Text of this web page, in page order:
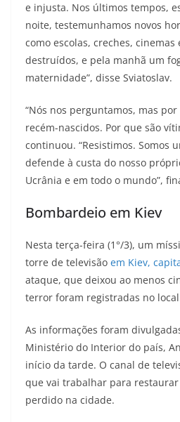
e injusta. Nos últimos tempos,
noite, testemunhamos novos
como escolas, creches,
destruídos, e pela manhã um
maternidade”, disse Sviatoslav.
“Nós nos perguntamos, mas
recém-nascidos. Por que são
continuou. “Resistimos. Somos
defende à custa do nosso
Ucrânia e em todo o mundo”,
Bombardeio em Kiev
Nesta terça-feira (1°/3), um
torre de televisão em Kiev,
ataque, que deixou ao menos
terror foram registradas no
As informações foram
Ministério do Interior do país,
início da tarde. O canal de
que vai trabalhar para
perdido na cidade.